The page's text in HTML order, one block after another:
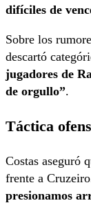
difíciles de
Sobre los
descartó
jugadores de
de orgullo”.
Táctica
Costas aseguró
frente a
presionamos